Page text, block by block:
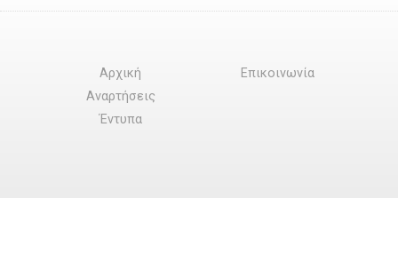
Αρχική
Αναρτήσεις
Έντυπα
Επικοινωνία